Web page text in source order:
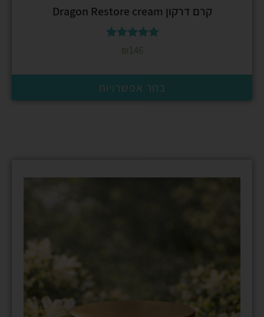
קרם דרקון Dragon Restore cream
דורג
5.00
₪146
בחר אפשרויות